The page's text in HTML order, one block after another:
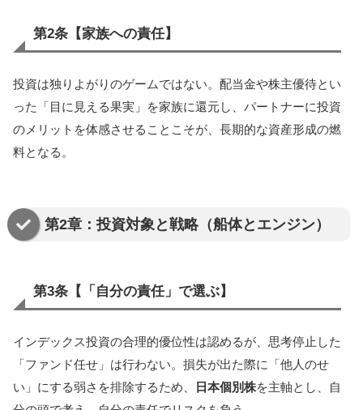
第2条【家族への責任】
投資は独りよがりのゲームではない。配当金や株主優待とい
った「目に見える果実」を家族に還元し、パートナーに投資
のメリットを体感させることこそが、長期的な資産形成の燃
料となる。
第2章：投資対象と戦略（船体とエンジン）
第3条【「自分の責任」で選ぶ】
インデックス投資の合理的優位性は認めるが、思考停止した
「ファンド任せ」は行わない。損失が出た際に「他人のせ
い」にする弱さを排除するため、
日本個別株を主軸とし、自